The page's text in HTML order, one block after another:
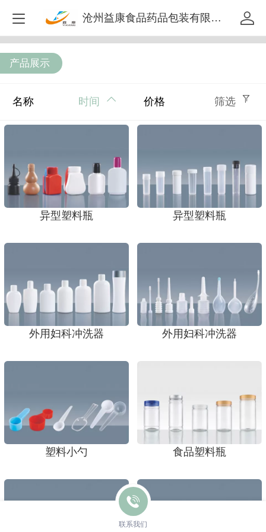
沧州益康食品药品包装有限公司
产品展示
名称 时间 价格 筛选
异型塑料瓶 异型塑料瓶
外用妇科冲洗器 外用妇科冲洗器
塑料小勺 食品塑料瓶
联系我们